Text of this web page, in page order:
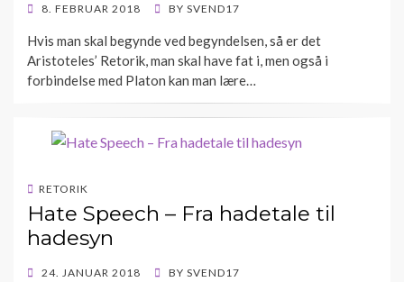
POSTED
8. FEBRUAR 2018 BY SVEND17
Hvis man skal begynde ved begyndelsen, så er det
Aristoteles’ Retorik, man skal have fat i, men også i
forbindelse med Platon kan man lære…
RETORIK
Hate Speech – Fra hadetale til
hadesyn
POSTED
24. JANUAR 2018 BY SVEND17